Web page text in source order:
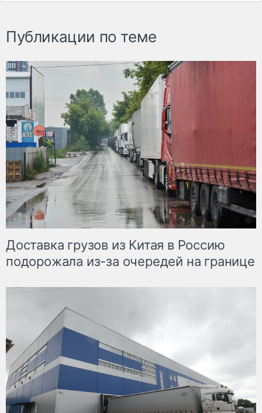
Публикации по теме
Доставка грузов из Китая в Россию
подорожала из-за очередей на границе